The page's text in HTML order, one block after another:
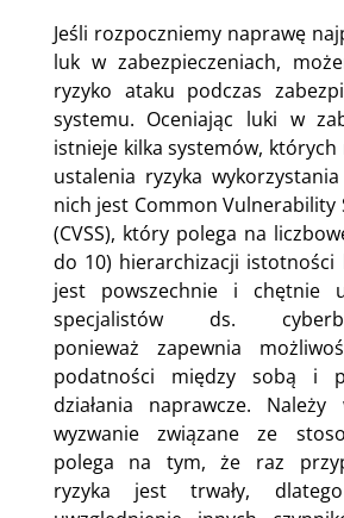
Jeśli rozpoczniemy naprawę
luk w zabezpieczeniach,
ryzyko ataku podczas
systemu. Oceniając luki w
istnieje kilka systemów,
ustalenia ryzyka
nich jest Common Vulnerability
(CVSS), który polega na
do 10) hierarchizacji istotności
jest powszechnie i chętnie
specjalistów ds.
ponieważ zapewnia
podatności między sobą i
działania naprawcze. Należy
wyzwanie związane ze
polega na tym, że raz
ryzyka jest trwały,